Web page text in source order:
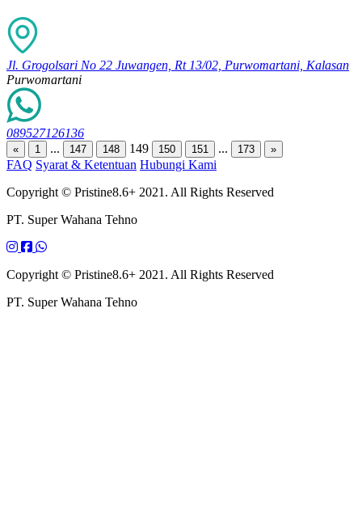
Jl. Grogolsari No 22 Juwangen, Rt 13/02, Purwomartani, Kalasan
Purwomartani
089527126136
« 1 ... 147 148 149 150 151 ... 173 »
FAQ Syarat & Ketentuan Hubungi Kami
Copyright © Pristine8.6+ 2021. All Rights Reserved
PT. Super Wahana Tehno
Copyright © Pristine8.6+ 2021. All Rights Reserved
PT. Super Wahana Tehno